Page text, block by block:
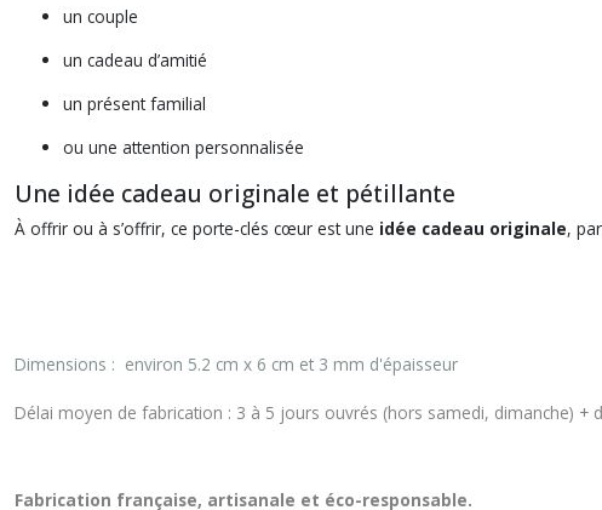
un couple
un cadeau d’amitié
un présent familial
ou une attention personnalisée
Une idée cadeau originale et pétillante
À offrir ou à s’offrir, ce porte-clés cœur est une idée cadeau originale,
Dimensions : environ 5.2 cm x 6 cm et 3 mm d'épaisseur
Délai moyen de fabrication : 3 à 5 jours ouvrés (hors samedi, dimanche) +
Fabrication française, artisanale et éco-responsable.